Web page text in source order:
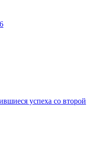
успеха со второй